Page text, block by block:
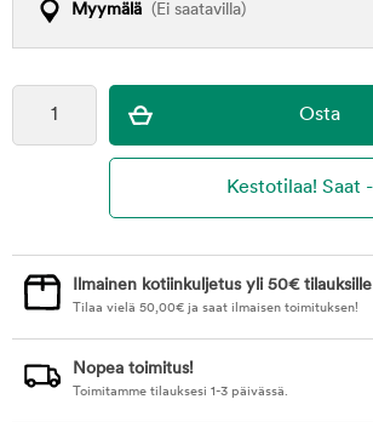
Myymälä (Ei saatavilla)
Ilmainen kotiinkuljetus yli 50€ tilauksille
Tilaa vielä 50,00€ ja saat ilmaisen toimituksen!
Nopea toimitus!
Toimitamme tilauksesi 1-3 päivässä.